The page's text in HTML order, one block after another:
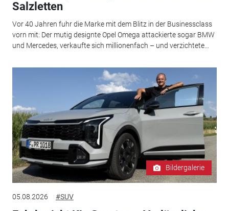
Salzletten
Vor 40 Jahren fuhr die Marke mit dem Blitz in der Businessclass
vorn mit: Der mutig designte Opel Omega attackierte sogar BMW
und Mercedes, verkaufte sich millionenfach – und verzichtete...
Bildergalerie
05.08.2026 #SUV